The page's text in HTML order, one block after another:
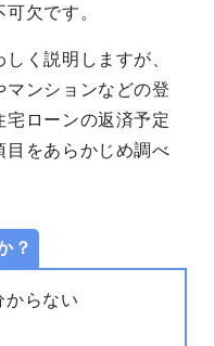
欠です。
く説明しますが、
ンションなどの登
ローンの返済予定
目をあらかじめ調べ
？
からない